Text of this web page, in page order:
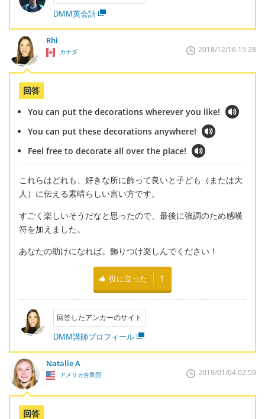
DMM英会話
Rhi
カナダ 2018/12/16 15:28
回答
You can put the decorations wherever you like!
You can put these decorations anywhere!
Feel free to decorate all over the place!
これらはどれも、好きな所に飾って良いと子ども（または大
人）に伝える素晴らしい言い方です。
すごく楽しいそうだなと思ったので、最後に強調のため感嘆
符を加えました。
あなたの助けになれば。飾りつけ楽しんでください！
役に立った 1
回答したアンカーのサイト
DMM講師プロフィール
Natalie A
アメリカ合衆国 2019/01/04 02:59
回答